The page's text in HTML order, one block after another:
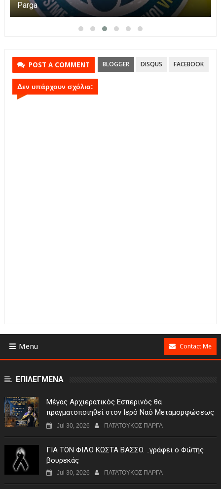
Parga
POST A COMMENT BLOGGER DISQUS FACEBOOK
Δεν υπάρχουν σχόλια:
Menu Contact Me
ΕΠΙΛΕΓΜΕΝΑ
Μέγας Αρχιερατικός Εσπερινός θα
πραγματοποιηθεί στον Ιερό Ναό Μεταμορφώσεως
του Σωτήρος Σταυροχωρίου στης 5 Αυγούστου
Jul 30, 2026 ΠΑΤΑΤΟΥΚΟΣ ΠΑΡΓΑ
ΓIA TON ΦIΛO KΩΣTA BAΣΣO. ..γράφει ο Φώτης
βουρεκάς
Jul 30, 2026 ΠΑΤΑΤΟΥΚΟΣ ΠΑΡΓΑ